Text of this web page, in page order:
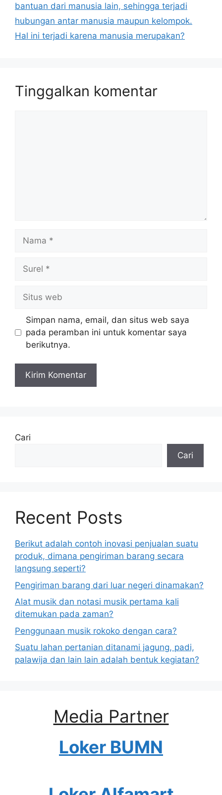
bantuan dari manusia lain, sehingga terjadi
hubungan antar manusia maupun kelompok.
Hal ini terjadi karena manusia merupakan?
Tinggalkan komentar
web
Simpan nama, email, dan situs web saya
pada peramban ini untuk komentar saya
berikutnya.
Cari
Cari
Recent Posts
Berikut adalah contoh inovasi penjualan suatu
produk, dimana pengiriman barang secara
langsung seperti?
Pengiriman barang dari luar negeri dinamakan?
Alat musik dan notasi musik pertama kali
ditemukan pada zaman?
Penggunaan musik rokoko dengan cara?
Suatu lahan pertanian ditanami jagung, padi,
palawija dan lain lain adalah bentuk kegiatan?
Media Partner
Loker BUMN